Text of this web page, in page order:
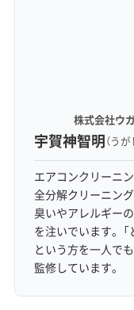
株式会社ウ
宇賀神智明（う
エアコンクリーニ
全分解クリーニン
臭いやアレルギー
を注いでいます。
という方を一人で
監修しています。